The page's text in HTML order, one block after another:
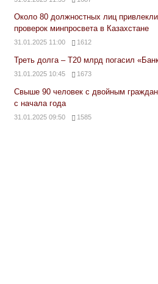
Около 80 должностных лиц привлекли
проверок минпросвета в Казахстане
31.01.2025 11:00 1612
Треть долга – Т20 млрд погасил
31.01.2025 10:45 1673
Свыше 90 человек с двойным
с начала года
31.01.2025 09:50 1585